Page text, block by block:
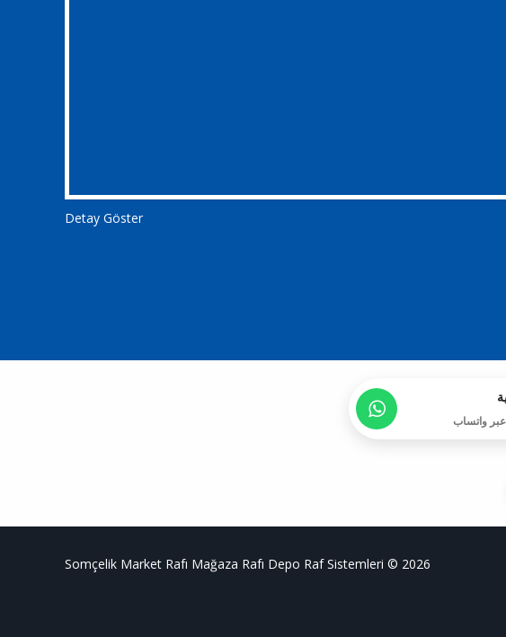
Detay Göster
واتساب
Somçelik Market Rafı Mağaza Rafı Depo Raf Sistemleri © 2026